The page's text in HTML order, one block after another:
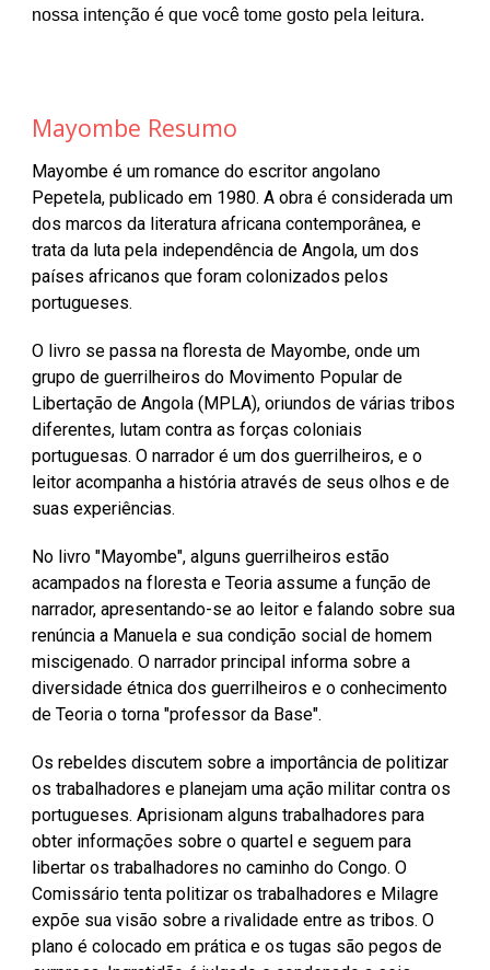
nossa intenção é que você tome gosto pela leitura.
Mayombe Resumo
Mayombe é um romance do escritor angolano
Pepetela, publicado em 1980. A obra é considerada um
dos marcos da literatura africana contemporânea, e
trata da luta pela independência de Angola, um dos
países africanos que foram colonizados pelos
portugueses.
O livro se passa na floresta de Mayombe, onde um
grupo de guerrilheiros do Movimento Popular de
Libertação de Angola (MPLA),oriundos de várias tribos
diferentes, lutam contra as forças coloniais
portuguesas. O narrador é um dos guerrilheiros, e o
leitor acompanha a história através de seus olhos e de
suas experiências.
No livro "Mayombe", alguns guerrilheiros estão
acampados na floresta e Teoria assume a função de
narrador, apresentando-se ao leitor e falando sobre sua
renúncia a Manuela e sua condição social de homem
miscigenado. O narrador principal informa sobre a
diversidade étnica dos guerrilheiros e o conhecimento
de Teoria o torna "professor da Base".
Os rebeldes discutem sobre a importância de politizar
os trabalhadores e planejam uma ação militar contra os
portugueses. Aprisionam alguns trabalhadores para
obter informações sobre o quartel e seguem para
libertar os trabalhadores no caminho do Congo. O
Comissário tenta politizar os trabalhadores e Milagre
expõe sua visão sobre a rivalidade entre as tribos. O
plano é colocado em prática e os tugas são pegos de